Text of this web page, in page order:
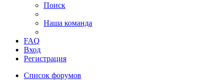
Поиск
Наша команда
FAQ
Вход
Регистрация
Список форумов